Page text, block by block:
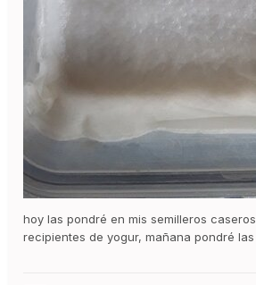
hoy las pondré en mis semilleros
recipientes de yogur, mañana pondré